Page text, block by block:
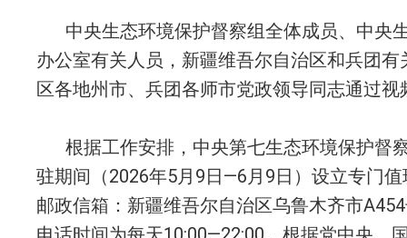
中央生态环境保护督察组全体成员、中央
办公室有关人员，新疆维吾尔自治区和兵团
区各地州市、兵团各师市党政领导同志通过
根据工作安排，中央第七生态环境保护督
驻期间（2026年5月9日—6月9日）设立专门
邮政信箱：新疆维吾尔自治区乌鲁木齐市